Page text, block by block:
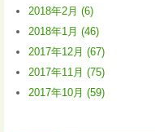
2018年2月 (6)
2018年1月 (46)
2017年12月 (67)
2017年11月 (75)
2017年10月 (59)